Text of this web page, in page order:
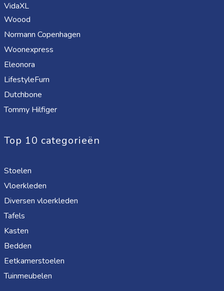
VidaXL
Woood
Normann Copenhagen
Woonexpress
Eleonora
LifestyleFurn
Dutchbone
Tommy Hilfiger
Top 10 categorieën
Stoelen
Vloerkleden
Diversen vloerkleden
Tafels
Kasten
Bedden
Eetkamerstoelen
Tuinmeubelen